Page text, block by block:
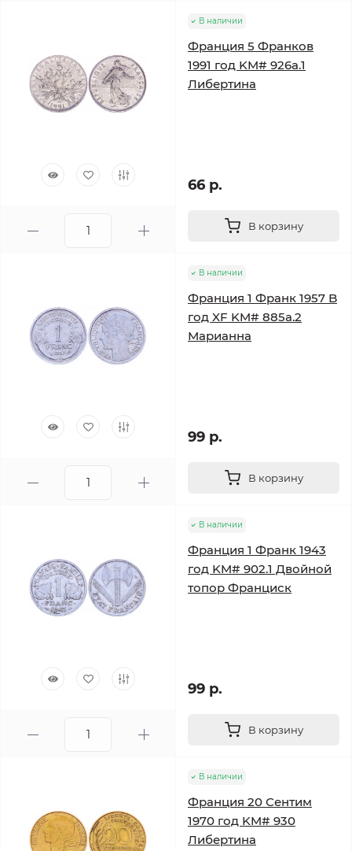
В наличии
Франция 5 Франков
1991 год KM# 926a.1
Либертина
66 р.
В корзину
В наличии
Франция 1 Франк 1957 B
год XF KM# 885a.2
Марианна
99 р.
В корзину
В наличии
Франция 1 Франк 1943
год KM# 902.1 Двойной
топор Франциск
99 р.
В корзину
В наличии
Франция 20 Сентим
1970 год KM# 930
Либертина